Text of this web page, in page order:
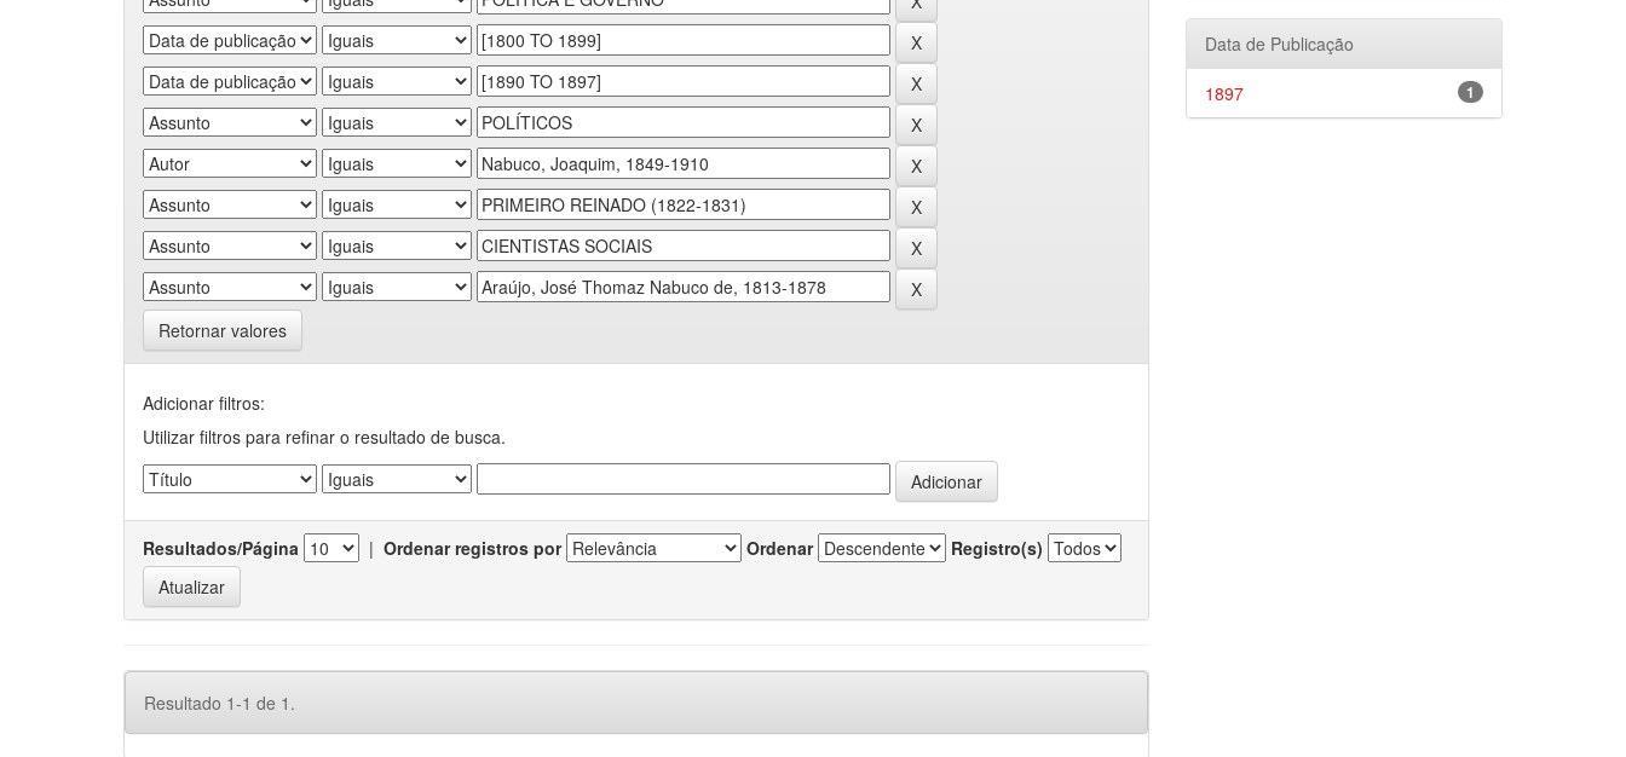
Retornar valores
Adicionar filtros:
Utilizar filtros para refinar o resultado de busca.
Resultados/Página | Ordenar registros por Ordenar Registro(s)
Resultado 1-1 de 1.
Data de Publicação
1
1897